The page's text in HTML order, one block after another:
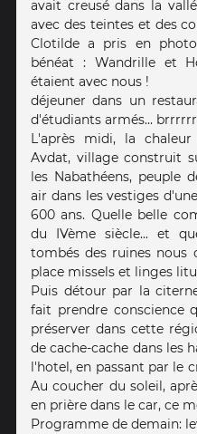
avait creusé dans la
avec des teintes et des
Clotilde a pris en
bénéat : Wandrille et
étaient avec nous !
déjeuner dans un
d'étudiants armés...
L'après midi, la
Avdat, village construit
les Nabathéens, peuple
air dans les vestiges
600 ans. Quelle belle
du IVème siècle... et
tombés des ruines
place missels et linges
Puis détour par la
fait prendre conscience
préserver dans cette
de cache-cache dans les
l'hotel, en passant par le
Au coucher du soleil,
en prière dans le car, ce
Programme de demain: